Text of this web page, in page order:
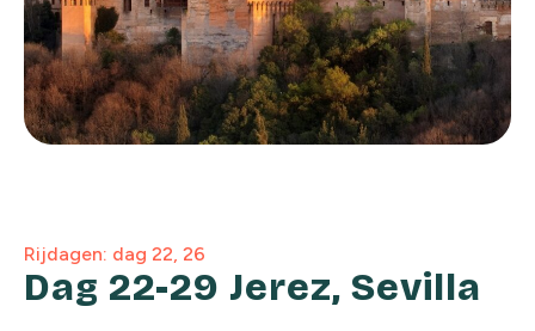
Rijdagen: dag 22, 26
Dag 22-29 Jerez, Sevilla